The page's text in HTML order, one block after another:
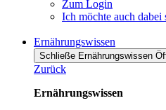
Zum Login
Ich möchte auch dabei
Ernährungswissen
Schließe Ernährungswissen
Zurück
Ernährungswissen